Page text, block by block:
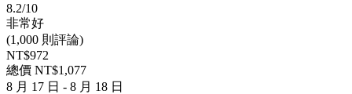
8.2/10
非常好
(1,000 則評論)
NT$972
總價 NT$1,077
8 月 17 日 - 8 月 18 日